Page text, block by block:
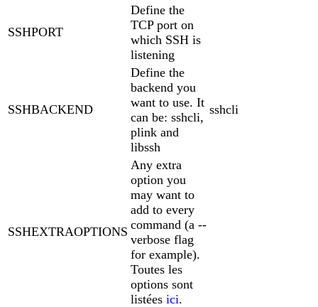
SSHPORT
Define the
TCP port on
which SSH is
listening
SSHBACKEND
Define the
backend you
want to use. It
can be: sshcli,
plink and
libssh
sshcli
SSHEXTRAOPTIONS
Any extra
option you
may want to
add to every
command (a --
verbose flag
for example).
Toutes les
options sont
listées ici.